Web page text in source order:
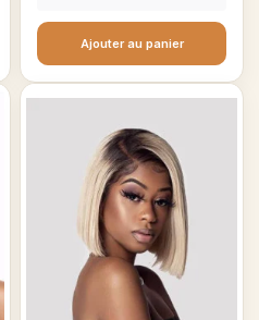
Ajouter au panier